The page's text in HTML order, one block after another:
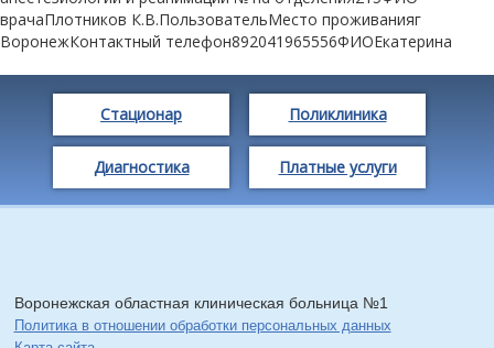
врачаПлотников К.В.ПользовательМесто проживанияг
ВоронежКонтактный телефон892041965556ФИОЕкатерина
Стационар Поликлиника
Диагностика Платные услуги
Воронежская областная клиническая больница №1
Политика в отношении обработки персональных данных